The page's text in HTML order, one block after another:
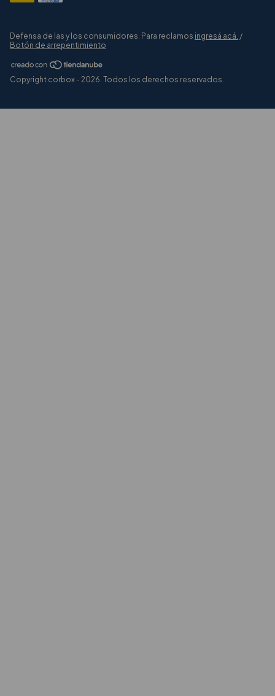
Defensa de las y los consumidores. Para reclamos ingresá acá. /
Botón de arrepentimiento
Copyright corbox - 2026. Todos los derechos reservados.